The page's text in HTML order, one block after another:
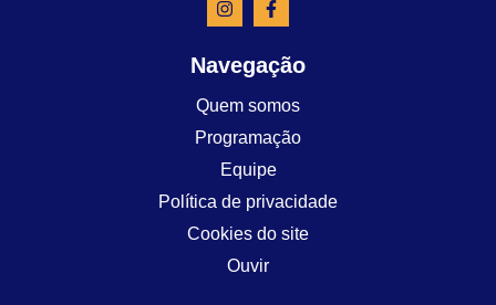
Navegação
Quem somos
Programação
Equipe
Política de privacidade
Cookies do site
Ouvir